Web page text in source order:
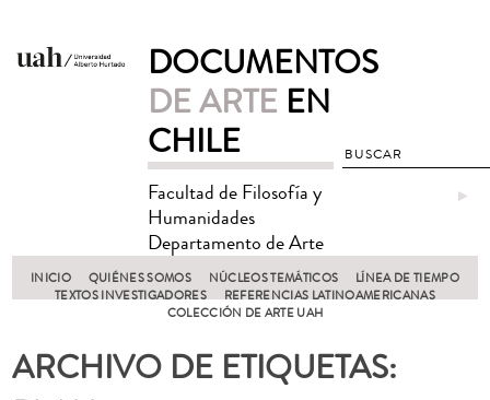
DOCUMENTOS
DE ARTE EN
CHILE
Facultad de Filosofía y
Humanidades
Departamento de Arte
►
INICIO QUIÉNES SOMOS NÚCLEOS TEMÁTICOS
LÍNEA DE TIEMPO
TEXTOS INVESTIGADORES
REFERENCIAS LATINOAMERICANAS
COLECCIÓN DE ARTE UAH
ARCHIVO DE ETIQUETAS: